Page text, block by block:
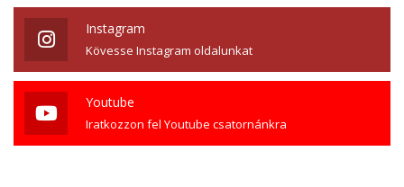
Instagram
Kövesse Instagram oldalunkat
Youtube
Iratkozzon fel Youtube csatornánkra